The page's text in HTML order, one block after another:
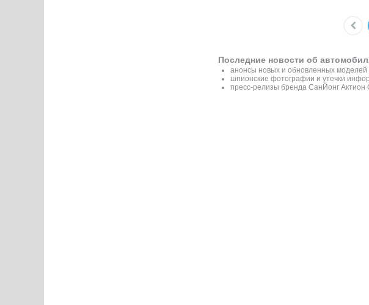
Последние новости об
анонсы новых и обновленных моделей
шпионские фотографии и утечки
пресс-релизы бренда СанЙонг Актион